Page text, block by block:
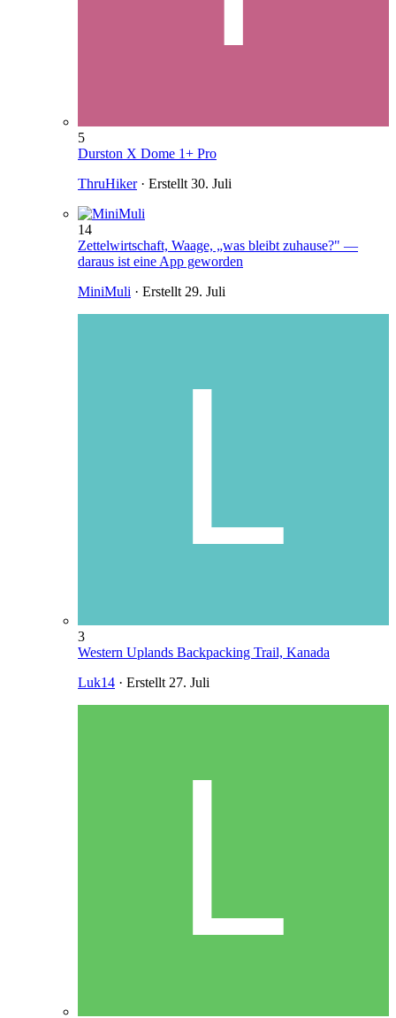
5
Durston X Dome 1+ Pro
ThruHiker· Erstellt 30. Juli
14
Zettelwirtschaft, Waage, „was bleibt zuhause?" —
daraus ist eine App geworden
MiniMuli · Erstellt 29. Juli
3
Western Uplands Backpacking Trail, Kanada
Luk14 · Erstellt 27. Juli